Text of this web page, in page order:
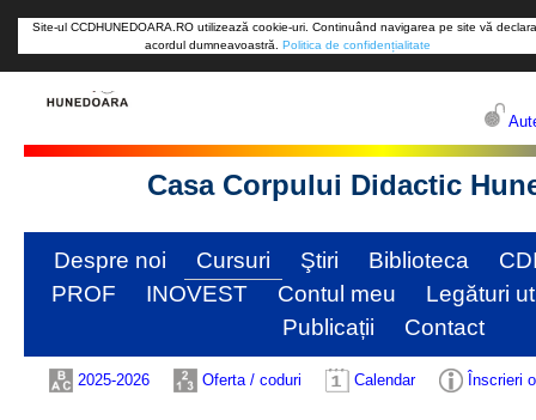
Site-ul CCDHUNEDOARA.RO utilizează cookie-uri. Continuând navigarea pe site vă
acordul dumneavoastră. Politica de confidențialitate
Casa Corpului Didactic
Despre noi Cursuri Ştiri Biblioteca
PROF
INOVEST Contul meu
Legături
Publicații
Contact
2025-2026 Oferta / coduri Calendar Înscrieri